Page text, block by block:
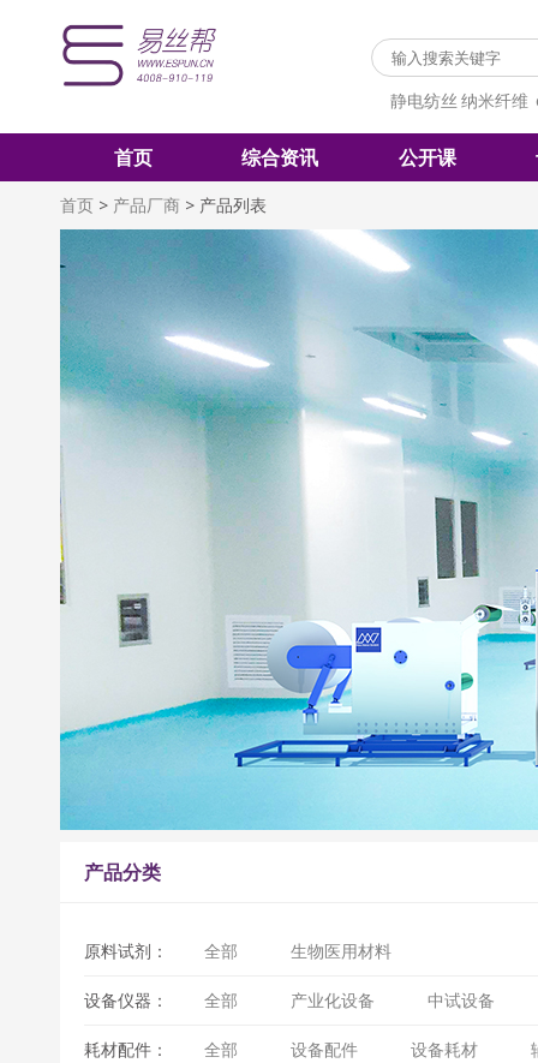
静电纺丝 纳米纤维
首页 综合资讯 公开课
首页 > 产品厂商 > 产品列表
产品分类
原料试剂： 全部 生物医用材料
设备仪器： 全部 产业化设备 中试设备
耗材配件： 全部 设备配件 设备耗材